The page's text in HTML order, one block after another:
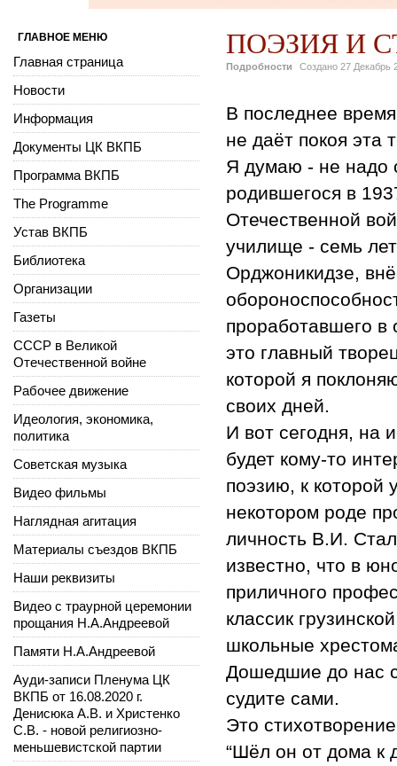
ПОЭЗИЯ И
Подробности Создано 27 Декабрь
В последнее
не даёт покоя эта
Я думаю - не надо
родившегося в
Отечественной
училище - семь
Орджоникидзе,
проработавшего
это главный
которой я
своих дней.
И вот сегодня, на
будет кому-то
поэзию, к которой
некотором роде
личность В.И.
известно, что в
приличного
классик
школьные
Дошедшие до нас
судите сами.
Это
“Шёл он от дома к
ГЛАВНОЕ МЕНЮ
Главная страница
Новости
Информация
Документы ЦК ВКПБ
Программа ВКПБ
The Programme
Устав ВКПБ
Библиотека
Организации
Газеты
СССР в Великой
Отечественной войне
Рабочее движение
Идеология, экономика,
политика
Советская музыка
Видео фильмы
Наглядная агитация
Материалы съездов ВКПБ
Наши реквизиты
Видео с траурной церемонии
прощания Н.А.Андреевой
Памяти Н.А.Андреевой
Ауди-записи Пленума ЦК
ВКПБ от 16.08.2020 г.
Денисюка А.В. и Христенко
С.В. - новой религиозно-
меньшевистской партии